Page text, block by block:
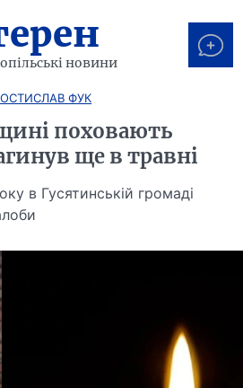
новини
ФУК
поховають
ще в травні
в Гусятинській громаді